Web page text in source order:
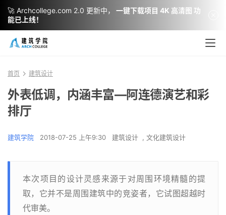
首页 建筑设计
外表低调，内涵丰富—阿连德演艺和彩
排厅
建筑学院 2018-07-25 上午9:30 建筑设计 , 文化建筑设计
本次项目的设计灵感来源于对周围环境精髓的提
取，它并不是周围建筑中的竞姿者，它试图超越时
代审美。
🚀 Archcollege.com 2.0 更新中，
一键下载项目 4K 高清图 功
能已上线！